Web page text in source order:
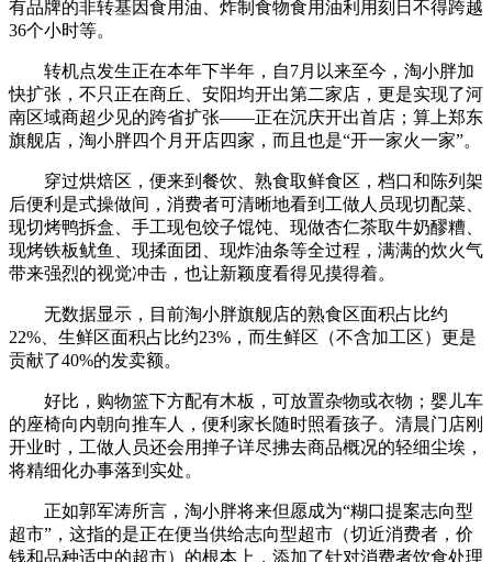
有品牌的非转基因食用油、炸制食物食用油利用刻日不得跨越
36个小时等。
转机点发生正在本年下半年，自7月以来至今，淘小胖加
快扩张，不只正在商丘、安阳均开出第二家店，更是实现了河
南区域商超少见的跨省扩张——正在沉庆开出首店；算上郑东
旗舰店，淘小胖四个月开店四家，而且也是“开一家火一家”。
穿过烘焙区，便来到餐饮、熟食取鲜食区，档口和陈列架
后便利是式操做间，消费者可清晰地看到工做人员现切配菜、
现切烤鸭拆盒、手工现包饺子馄饨、现做杏仁茶取牛奶醪糟、
现烤铁板鱿鱼、现揉面团、现炸油条等全过程，满满的炊火气
带来强烈的视觉冲击，也让新颖度看得见摸得着。
无数据显示，目前淘小胖旗舰店的熟食区面积占比约
22%、生鲜区面积占比约23%，而生鲜区（不含加工区）更是
贡献了40%的发卖额。
好比，购物篮下方配有木板，可放置杂物或衣物；婴儿车
的座椅向内朝向推车人，便利家长随时照看孩子。清晨门店刚
开业时，工做人员还会用掸子详尽拂去商品概况的轻细尘埃，
将精细化办事落到实处。
正如郭军涛所言，淘小胖将来但愿成为“糊口提案志向型
超市”，这指的是正在便当供给志向型超市（切近消费者，价
钱和品种适中的超市）的根本上，添加了针对消费者饮食处理